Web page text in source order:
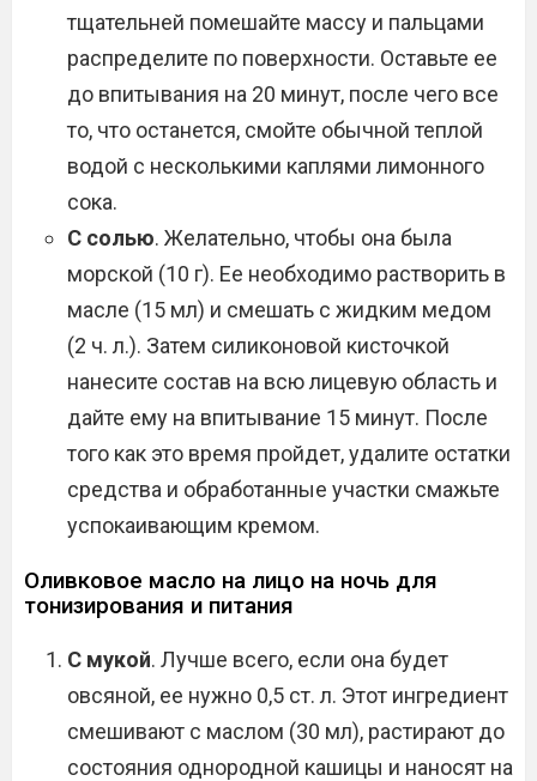
тщательней помешайте массу и пальцами
распределите по поверхности. Оставьте ее
до впитывания на 20 минут, после чего все
то, что останется, смойте обычной теплой
водой с несколькими каплями лимонного
сока.
С солью. Желательно, чтобы она была
морской (10 г). Ее необходимо растворить в
масле (15 мл) и смешать с жидким медом
(2 ч. л.). Затем силиконовой кисточкой
нанесите состав на всю лицевую область и
дайте ему на впитывание 15 минут. После
того как это время пройдет, удалите остатки
средства и обработанные участки смажьте
успокаивающим кремом.
Оливковое масло на лицо на ночь для
тонизирования и питания
С мукой. Лучше всего, если она будет
овсяной, ее нужно 0,5 ст. л. Этот ингредиент
смешивают с маслом (30 мл), растирают до
состояния однородной кашицы и наносят на